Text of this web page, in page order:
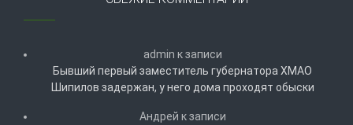
admin к записи
Бывший первый заместитель губернатора ХМАО
Шипилов задержан, у него дома проходят обыски
Андрей к записи